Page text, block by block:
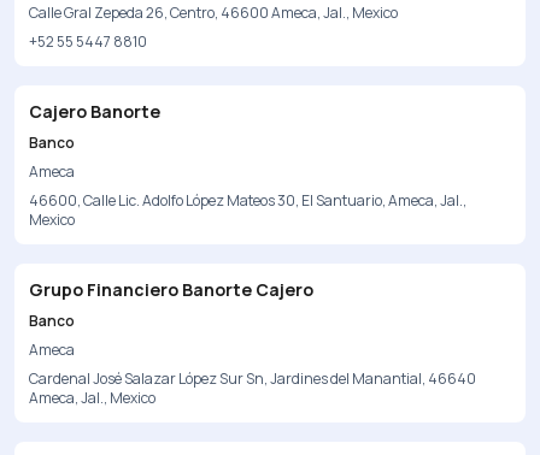
Calle Gral Zepeda 26, Centro, 46600 Ameca, Jal., Mexico
+52 55 5447 8810
Cajero Banorte
Banco
Ameca
46600, Calle Lic. Adolfo López Mateos 30, El Santuario, Ameca, Jal.,
Mexico
Grupo Financiero Banorte Cajero
Banco
Ameca
Cardenal José Salazar López Sur Sn, Jardines del Manantial, 46640
Ameca, Jal., Mexico